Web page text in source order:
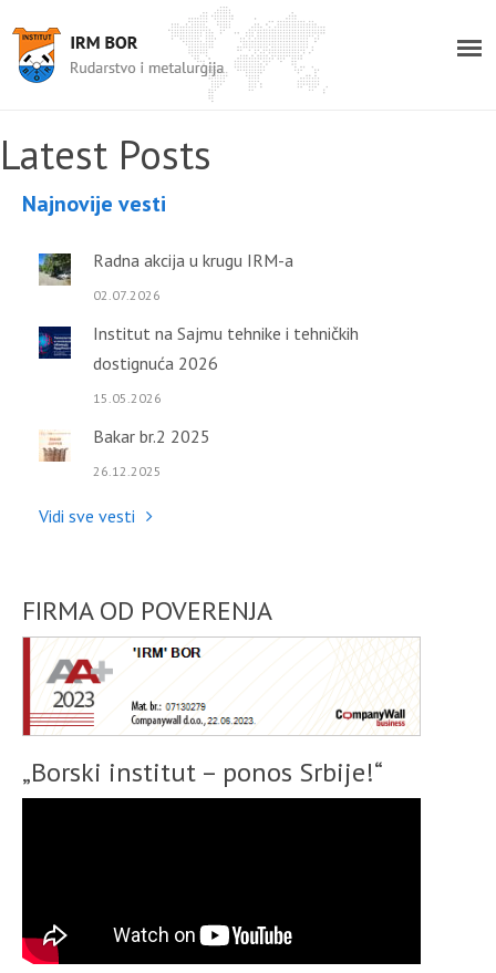
Latest Posts
Najnovije vesti
Radna akcija u krugu IRM-a
02.07.2026
Institut na Sajmu tehnike i tehničkih
dostignuća 2026
15.05.2026
Bakar br.2 2025
26.12.2025
Vidi sve vesti
FIRMA OD POVERENJA
„Borski institut – ponos Srbije!“